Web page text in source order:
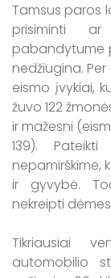
Tamsus paros
prisiminti
pabandytume
nedžiugina.
eismo įvykiai,
žuvo 122
ir mažesni
139).
nepamirškime,
ir gyvybė.
nekreipti
Tikriausiai
automobilio